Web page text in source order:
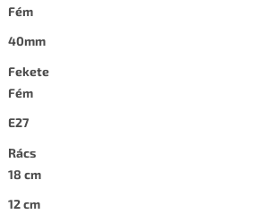
Fém
40mm
Fekete
Fém
E27
Rács
18 cm
12 cm